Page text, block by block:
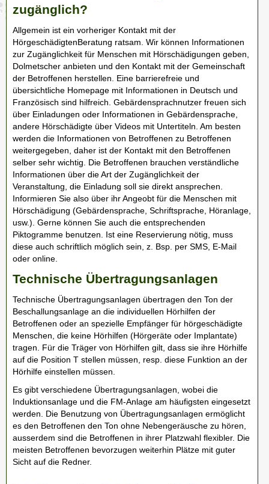
zugänglich?
Allgemein ist ein vorheriger Kontakt mit der
HörgeschädigtenBeratung ratsam. Wir können Informationen
zur Zugänglichkeit für Menschen mit Hörschädigungen geben,
Dolmetscher anbieten und den Kontakt mit der Gemeinschaft
der Betroffenen herstellen. Eine barrierefreie und
übersichtliche Homepage mit Informationen in Deutsch und
Französisch sind hilfreich. Gebärdensprachnutzer freuen sich
über Einladungen oder Informationen in Gebärdensprache,
andere Hörschädigte über Videos mit Untertiteln. Am besten
werden die Informationen von Betroffenen zu Betroffenen
weitergegeben, daher ist der Kontakt mit den Betroffenen
selber sehr wichtig. Die Betroffenen brauchen verständliche
Informationen über die Art der Zugänglichkeit der
Veranstaltung, die Einladung soll sie direkt ansprechen.
Informieren Sie also über ihr Angeobt für die Menschen mit
Hörschädigung (Gebärdensprache, Schriftsprache, Höranlage,
usw.). Gerne können Sie auch die entsprechenden
Piktogramme benutzen. Ist eine Reservierung nötig, muss
diese auch schriftlich möglich sein, z. Bsp. per SMS, E-Mail
oder online.
Technische Übertragungsanlagen
Technische Übertragungsanlagen übertragen den Ton der
Beschallungsanlage an die individuellen Hörhilfen der
Betroffenen oder an spezielle Empfänger für hörgeschädigte
Menschen, die keine Hörhilfen (Hörgeräte oder Implantate)
tragen. Für die Träger von Hörhilfen gilt, dass sie ihre Hörhilfe
auf die Position T stellen müssen, resp. diese Funktion an der
Hörhilfe einstellen müssen.
Es gibt verschiedene Übertragungsanlagen, wobei die
Induktionsanlage und die FM-Anlage am häufigsten eingesetzt
werden. Die Benutzung von Übertragungsanlagen ermöglicht
es den Betroffenen den Ton ohne Nebengeräusche zu hören,
ausserdem sind die Betroffenen in ihrer Platzwahl flexibler. Die
meisten Betroffenen bevorzugen weiterhin Plätze mit guter
Sicht auf die Redner.